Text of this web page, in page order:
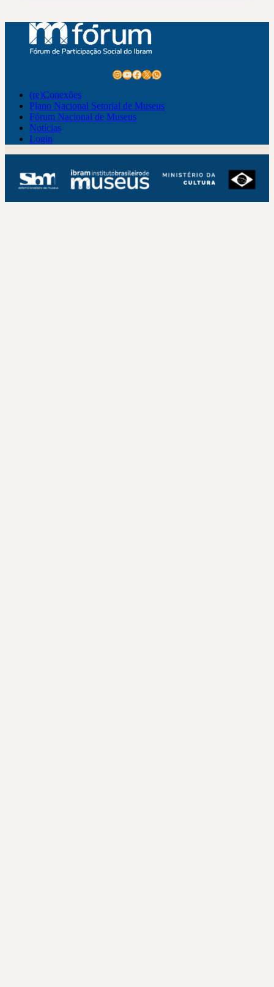
Instagram
Youtube
Facebook
X WhatsApp
(re)Conexões
Plano Nacional Setorial de Museus
Fórum Nacional de Museus
Notícias
Login